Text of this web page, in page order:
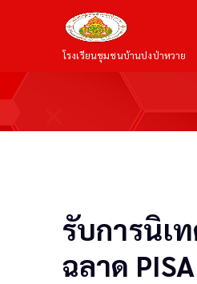
t
โรงเรียนชุมชนบ้านปงป่าหวาย
รับการนิเ
ฉลาด